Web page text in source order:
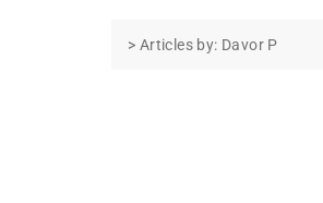
> Articles by: Davor P